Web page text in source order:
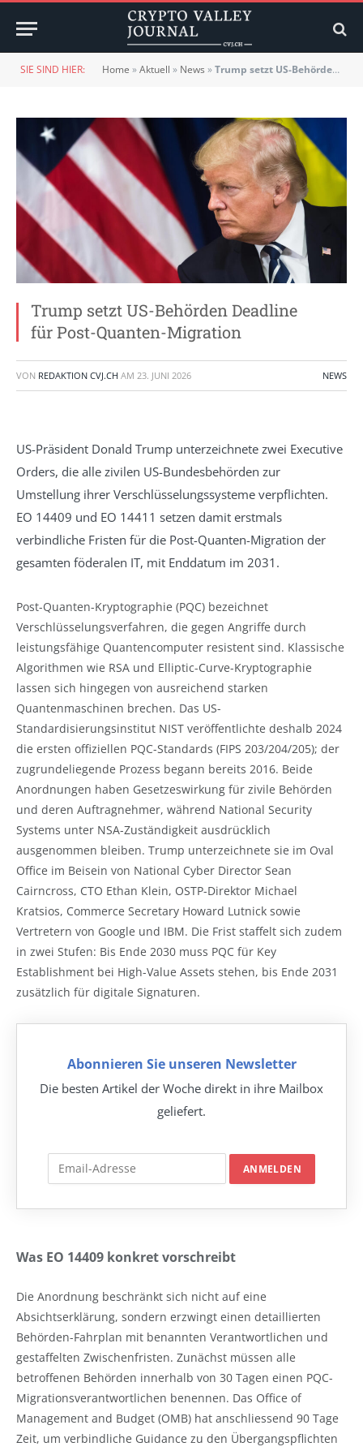
SIE SIND HIER: Home »Aktuell » News »Trump setzt US-Behörden Deadline für Post-Quanten-Migration
Trump setzt US-Behörden Deadline
für Post-Quanten-Migration
VON REDAKTION CVJ.CH AM 23. JUNI 2026 NEWS
US-Präsident Donald Trump unterzeichnete zwei Executive
Orders, die alle zivilen US-Bundesbehörden zur
Umstellung ihrer Verschlüsselungssysteme verpflichten.
EO 14409 und EO 14411 setzen damit erstmals
verbindliche Fristen für die Post-Quanten-Migration der
gesamten föderalen IT, mit Enddatum im 2031.
Post-Quanten-Kryptographie (PQC) bezeichnet
Verschlüsselungsverfahren, die gegen Angriffe durch
leistungsfähige Quantencomputer resistent sind. Klassische
Algorithmen wie RSA und Elliptic-Curve-Kryptographie
lassen sich hingegen von ausreichend starken
Quantenmaschinen brechen. Das US-
Standardisierungsinstitut NIST veröffentlichte deshalb 2024
die ersten offiziellen PQC-Standards (FIPS 203/204/205); der
zugrundeliegende Prozess begann bereits 2016. Beide
Anordnungen haben Gesetzeswirkung für zivile Behörden
und deren Auftragnehmer, während National Security
Systems unter NSA-Zuständigkeit ausdrücklich
ausgenommen bleiben. Trump unterzeichnete sie im Oval
Office im Beisein von National Cyber Director Sean
Cairncross, CTO Ethan Klein, OSTP-Direktor Michael
Kratsios, Commerce Secretary Howard Lutnick sowie
Vertretern von Google und IBM. Die Frist staffelt sich zudem
in zwei Stufen: Bis Ende 2030 muss PQC für Key
Establishment bei High-Value Assets stehen, bis Ende 2031
zusätzlich für digitale Signaturen.
Abonnieren Sie unseren Newsletter
Die besten Artikel der Woche direkt in ihre Mailbox
geliefert.
Was EO 14409 konkret vorschreibt
Die Anordnung beschränkt sich nicht auf eine
Absichtserklärung, sondern erzwingt einen detaillierten
Behörden-Fahrplan mit benannten Verantwortlichen und
gestaffelten Zwischenfristen. Zunächst müssen alle
betroffenen Behörden innerhalb von 30 Tagen einen PQC-
Migrationsverantwortlichen benennen. Das Office of
Management and Budget (OMB) hat anschliessend 90 Tage
Zeit, um verbindliche Guidance zu den Übergangspflichten